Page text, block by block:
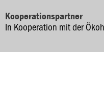
Kooperationspartner
In Kooperation mit der